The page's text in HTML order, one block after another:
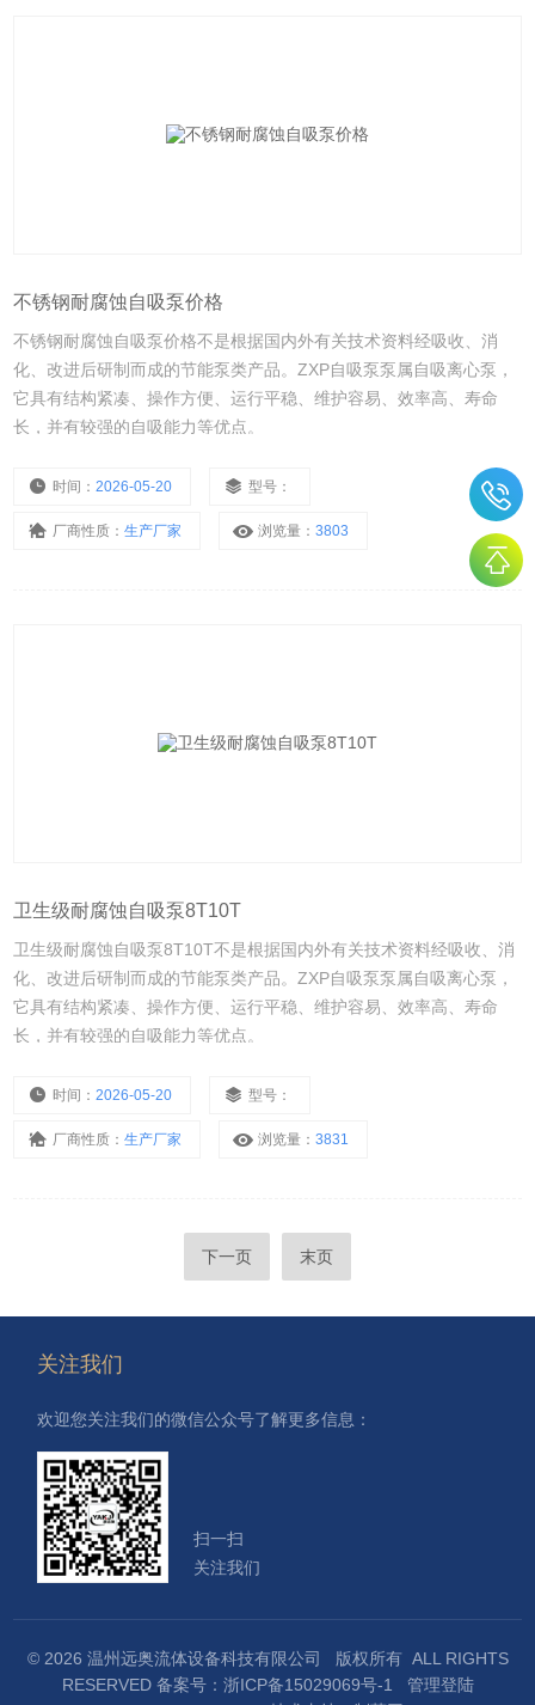
不锈钢耐腐蚀自吸泵价格
不锈钢耐腐蚀自吸泵价格不是根据国内外有关技术资料经吸收、消
化、改进后研制而成的节能泵类产品。ZXP自吸泵泵属自吸离心泵，
它具有结构紧凑、操作方便、运行平稳、维护容易、效率高、寿命
长，并有较强的自吸能力等优点。
时间：2026-05-20 型号：
厂商性质：生产厂家 浏览量：3803
卫生级耐腐蚀自吸泵8T10T
卫生级耐腐蚀自吸泵8T10T不是根据国内外有关技术资料经吸收、消
化、改进后研制而成的节能泵类产品。ZXP自吸泵泵属自吸离心泵，
它具有结构紧凑、操作方便、运行平稳、维护容易、效率高、寿命
长，并有较强的自吸能力等优点。
时间：2026-05-20 型号：
厂商性质：生产厂家 浏览量：3831
下一页 末页
关注我们
欢迎您关注我们的微信公众号了解更多信息：
扫一扫
关注我们
© 2026 温州远奥流体设备科技有限公司 版权所有 ALL RIGHTS
RESERVED 备案号：浙ICP备15029069号-1
管理登陆